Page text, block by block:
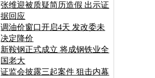
张维迎被质疑简历造假 出示证
据回应
调油价窗口开启4天 发改委未
决定降价
新鞍钢正式成立 将成钢铁业全
国老大
证监会披露三起案件 狙击内幕